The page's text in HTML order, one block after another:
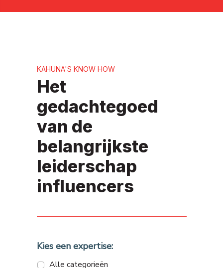
KAHUNA'S KNOW HOW
Het
gedachtegoed
van de
belangrijkste
leiderschap
influencers
Kies een expertise:
Alle categorieën